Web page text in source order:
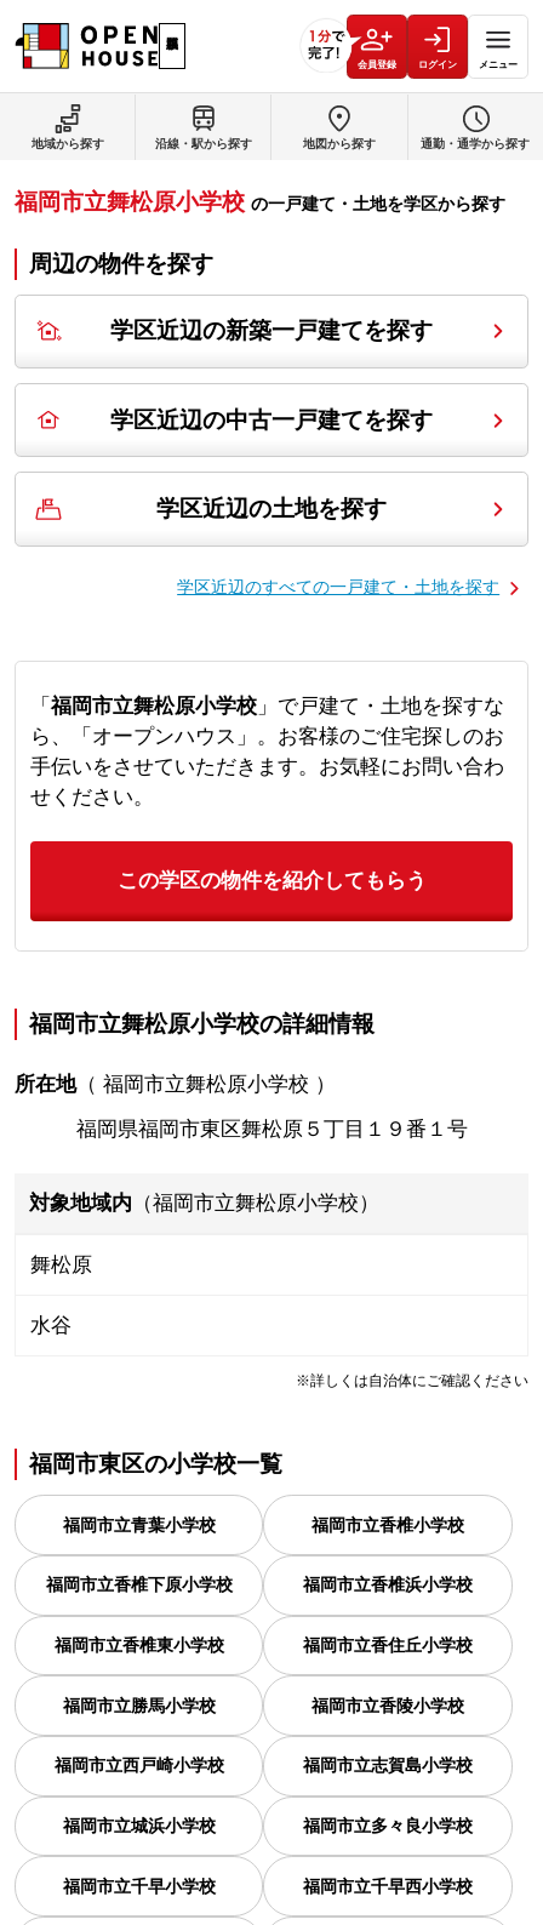
会員登録 ログイン メニュー
地域から探す 沿線・駅から探す 地図から探す 通勤・通学から探す
福岡市立舞松原小学校 の一戸建て・土地を学区から探す
周辺の物件を探す
学区近辺の新築一戸建てを探す
学区近辺の中古一戸建てを探す
学区近辺の土地を探す
学区近辺のすべての一戸建て・土地を探す
「福岡市立舞松原小学校」で戸建て・土地を探すな
ら、「オープンハウス」。お客様のご住宅探しのお
手伝いをさせていただきます。お気軽にお問い合わ
せください。
この学区の物件を紹介してもらう
福岡市立舞松原小学校の詳細情報
所在地（ 福岡市立舞松原小学校 ）
福岡県福岡市東区舞松原５丁目１９番１号
対象地域内 （福岡市立舞松原小学校）
舞松原
水谷
※詳しくは自治体にご確認ください
福岡市東区の小学校一覧
福岡市立青葉小学校 福岡市立香椎小学校
福岡市立香椎下原小学校 福岡市立香椎浜小学校
福岡市立香椎東小学校 福岡市立香住丘小学校
福岡市立勝馬小学校 福岡市立香陵小学校
福岡市立西戸崎小学校 福岡市立志賀島小学校
福岡市立城浜小学校 福岡市立多々良小学校
福岡市立千早小学校 福岡市立千早西小学校